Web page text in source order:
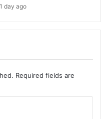
1 day ago
Required fields are